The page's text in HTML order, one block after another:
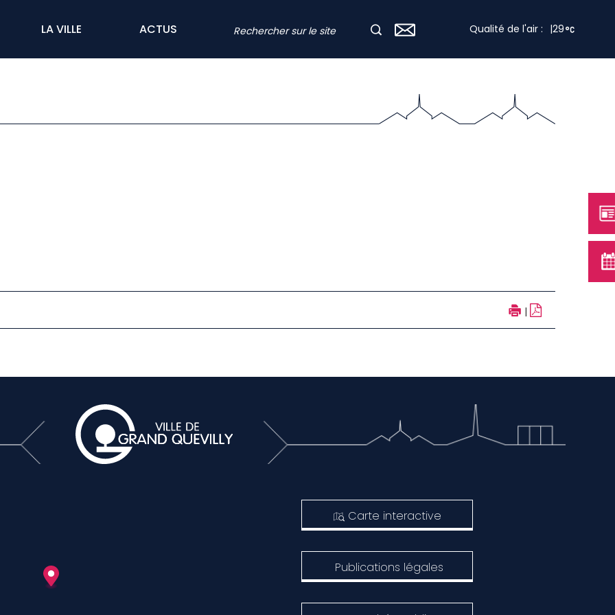
LA VILLE ACTUS Qualité de l'air : |29
|
Carte interactive
Publications légales